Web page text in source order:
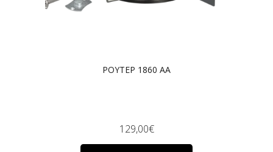
ΡΟΥΤΕΡ 1860 AA
129,00€